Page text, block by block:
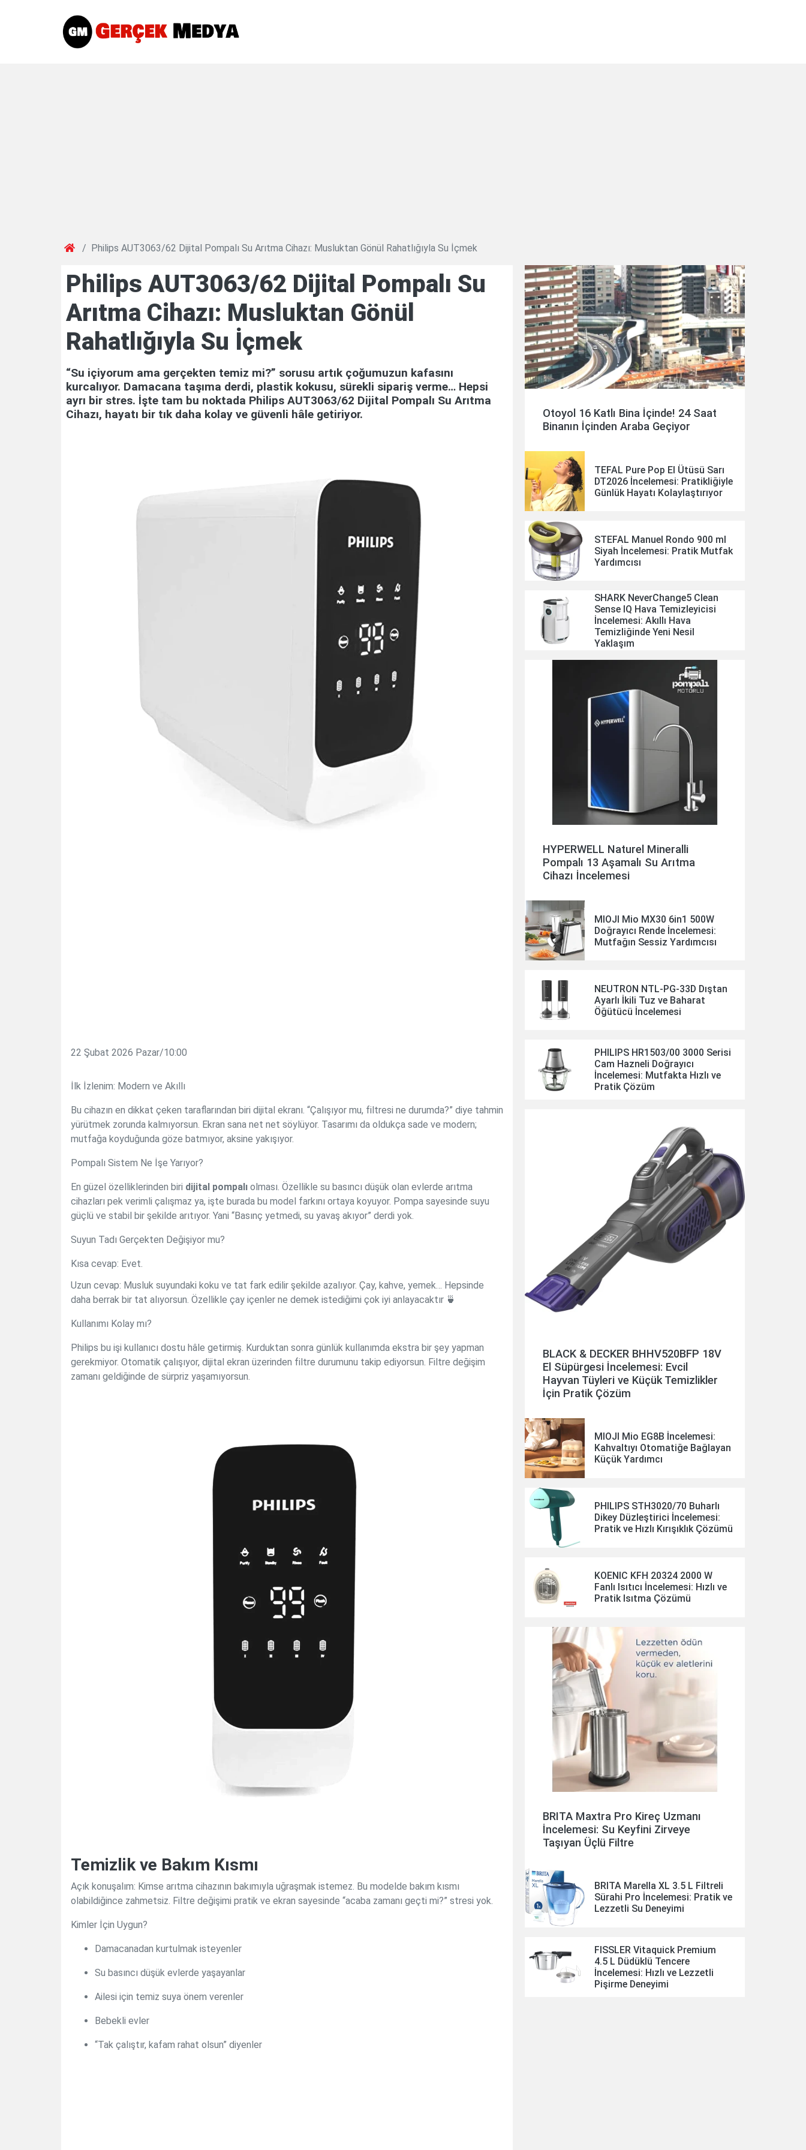
Philips AUT3063/62 Dijital Pompalı Su Arıtma Cihazı: Musluktan Gönül Rahatlığıyla Su İçmek
Philips AUT3063/62 Dijital Pompalı Su
Arıtma Cihazı: Musluktan Gönül
Rahatlığıyla Su İçmek
“Su içiyorum ama gerçekten temiz mi?” sorusu artık çoğumuzun kafasını
kurcalıyor. Damacana taşıma derdi, plastik kokusu, sürekli sipariş verme… Hepsi
ayrı bir stres. İşte tam bu noktada Philips AUT3063/62 Dijital Pompalı Su Arıtma
Cihazı, hayatı bir tık daha kolay ve güvenli hâle getiriyor.
22 Şubat 2026 Pazar/10:00
İlk İzlenim: Modern ve Akıllı
Bu cihazın en dikkat çeken taraflarından biri dijital ekranı. “Çalışıyor mu, filtresi ne durumda?” diye tahmin
yürütmek zorunda kalmıyorsun. Ekran sana net net söylüyor. Tasarımı da oldukça sade ve modern;
mutfağa koyduğunda göze batmıyor, aksine yakışıyor.
Pompalı Sistem Ne İşe Yarıyor?
En güzel özelliklerinden biri dijital pompalı olması. Özellikle su basıncı düşük olan evlerde arıtma
cihazları pek verimli çalışmaz ya, işte burada bu model farkını ortaya koyuyor. Pompa sayesinde suyu
güçlü ve stabil bir şekilde arıtıyor. Yani “Basınç yetmedi, su yavaş akıyor” derdi yok.
Suyun Tadı Gerçekten Değişiyor mu?
Kısa cevap: Evet.
Uzun cevap: Musluk suyundaki koku ve tat fark edilir şekilde azalıyor. Çay, kahve, yemek… Hepsinde
daha berrak bir tat alıyorsun. Özellikle çay içenler ne demek istediğimi çok iyi anlayacaktır 🍵
Kullanımı Kolay mı?
Philips bu işi kullanıcı dostu hâle getirmiş. Kurduktan sonra günlük kullanımda ekstra bir şey yapman
gerekmiyor. Otomatik çalışıyor, dijital ekran üzerinden filtre durumunu takip ediyorsun. Filtre değişim
zamanı geldiğinde de sürpriz yaşamıyorsun.
Temizlik ve Bakım Kısmı
Açık konuşalım: Kimse arıtma cihazının bakımıyla uğraşmak istemez. Bu modelde bakım kısmı
olabildiğince zahmetsiz. Filtre değişimi pratik ve ekran sayesinde “acaba zamanı geçti mi?” stresi yok.
Kimler İçin Uygun?
Damacanadan kurtulmak isteyenler
Su basıncı düşük evlerde yaşayanlar
Ailesi için temiz suya önem verenler
Bebekli evler
“Tak çalıştır, kafam rahat olsun” diyenler
Otoyol 16 Katlı Bina İçinde! 24 Saat
Binanın İçinden Araba Geçiyor
TEFAL Pure Pop El Ütüsü Sarı
DT2026 İncelemesi: Pratikliğiyle
Günlük Hayatı Kolaylaştırıyor
STEFAL Manuel Rondo 900 ml
Siyah İncelemesi: Pratik Mutfak
Yardımcısı
SHARK NeverChange5 Clean
Sense IQ Hava Temizleyicisi
İncelemesi: Akıllı Hava
Temizliğinde Yeni Nesil
Yaklaşım
HYPERWELL Naturel Mineralli
Pompalı 13 Aşamalı Su Arıtma
Cihazı İncelemesi
MIOJI Mio MX30 6in1 500W
Doğrayıcı Rende İncelemesi:
Mutfağın Sessiz Yardımcısı
NEUTRON NTL-PG-33D Dıştan
Ayarlı İkili Tuz ve Baharat
Öğütücü İncelemesi
PHILIPS HR1503/00 3000 Serisi
Cam Hazneli Doğrayıcı
İncelemesi: Mutfakta Hızlı ve
Pratik Çözüm
BLACK & DECKER BHHV520BFP 18V
El Süpürgesi İncelemesi: Evcil
Hayvan Tüyleri ve Küçük Temizlikler
İçin Pratik Çözüm
MIOJI Mio EG8B İncelemesi:
Kahvaltıyı Otomatiğe Bağlayan
Küçük Yardımcı
PHILIPS STH3020/70 Buharlı
Dikey Düzleştirici İncelemesi:
Pratik ve Hızlı Kırışıklık Çözümü
KOENIC KFH 20324 2000 W
Fanlı Isıtıcı İncelemesi: Hızlı ve
Pratik Isıtma Çözümü
BRITA Maxtra Pro Kireç Uzmanı
İncelemesi: Su Keyfini Zirveye
Taşıyan Üçlü Filtre
BRITA Marella XL 3.5 L Filtreli
Sürahi Pro İncelemesi: Pratik ve
Lezzetli Su Deneyimi
FISSLER Vitaquick Premium
4.5 L Düdüklü Tencere
İncelemesi: Hızlı ve Lezzetli
Pişirme Deneyimi